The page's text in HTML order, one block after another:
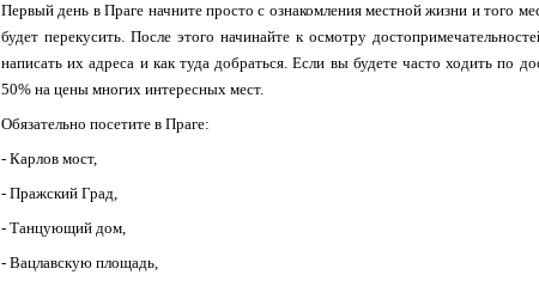
Первый день в Праге начните просто с ознакомления местной жизни и того
будет перекусить. После этого начинайте к осмотру
написать их адреса и как туда добраться. Если вы будете часто ходить по
50% на цены многих интересных мест.
Обязательно посетите в Праге:
- Карлов мост,
- Пражский Град,
- Танцующий дом,
- Вацлавскую площадь,